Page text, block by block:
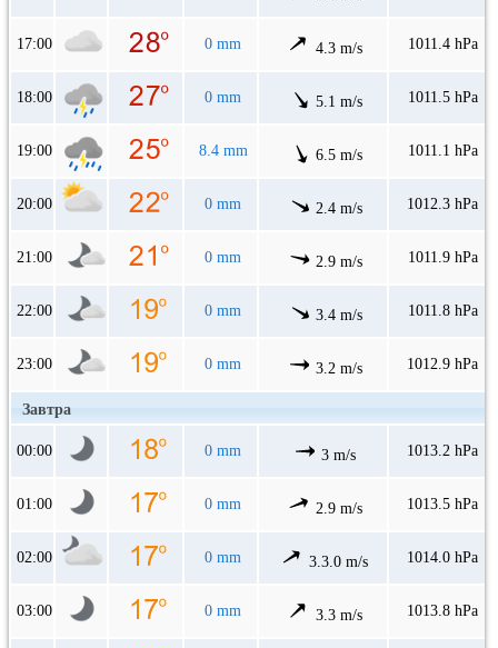
17:00 0 mm 4.3 m/s 1011.4 hPa
18:00 0 mm 5.1 m/s 1011.5 hPa
19:00 8.4 mm 6.5 m/s 1011.1 hPa
20:00 0 mm 2.4 m/s 1012.3 hPa
21:00 0 mm 2.9 m/s 1011.9 hPa
22:00 0 mm 3.4 m/s 1011.8 hPa
23:00 0 mm 3.2 m/s 1012.9 hPa
Завтра
00:00 0 mm 3 m/s 1013.2 hPa
01:00 0 mm 2.9 m/s 1013.5 hPa
02:00 0 mm 3.3.0 m/s 1014.0 hPa
03:00 0 mm 3.3 m/s 1013.8 hPa